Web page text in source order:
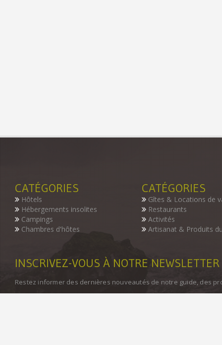
CATÉGORIES
Hôtels
Hébergements insolites
Campings
Chambres d'hôtes
CATÉGORIES
Gîtes & Locations de
Restaurants
Activités
Artisanat & Produits
INSCRIVEZ-VOUS À NOTRE NEWSLETTER
Restez informer des dernières nouveautés de notre guide, des